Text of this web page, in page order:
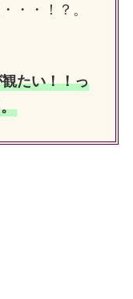
・・！？。
たい！！っ